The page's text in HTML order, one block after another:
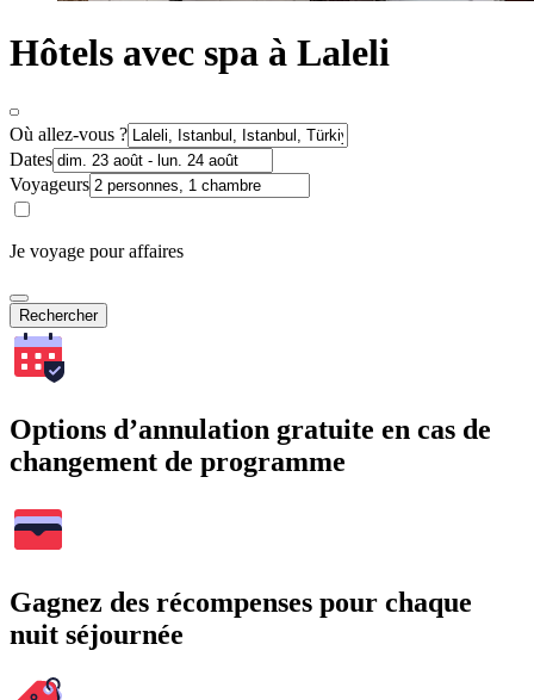
Hôtels avec spa à Laleli
Où allez-vous ?
Dates
Voyageurs
Je voyage pour affaires
Rechercher
Options d’annulation gratuite en cas de
changement de programme
Gagnez des récompenses pour chaque
nuit séjournée